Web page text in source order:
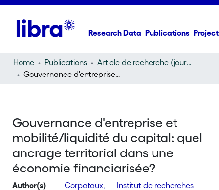
Research Data Publications
Home Publications
Article de recherche (journal article)
Gouvernance d'entreprise et mobilité/liquidité du capital: quel ancrage territorial dans une économie financiarisée?
Gouvernance d'entreprise et
mobilité/liquidité du capital: quel
ancrage territorial dans une
économie financiarisée?
Author(s)
Corpataux,
Institut de recherches